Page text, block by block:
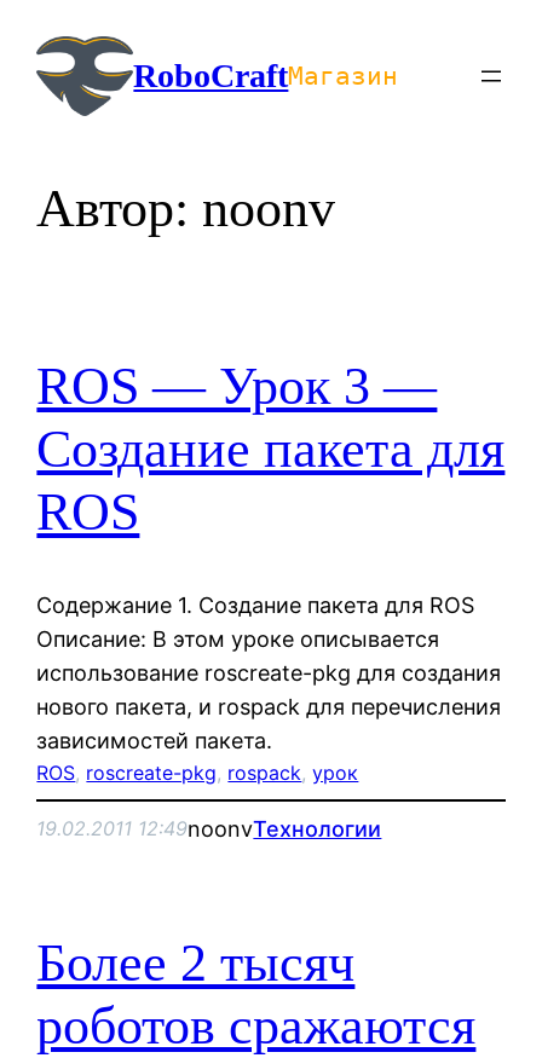
содержимомуRoboCraftМагазин
Автор: noonv
ROS — Урок 3 —
Создание пакета для
ROS
Содержание 1. Создание пакета для ROS
Описание: В этом уроке описывается
использование roscreate-pkg для создания
нового пакета, и rospack для перечисления
зависимостей пакета.
ROS, roscreate-pkg, rospack, урок
19.02.2011 12:49noonvТехнологии
Более 2 тысяч
роботов сражаются